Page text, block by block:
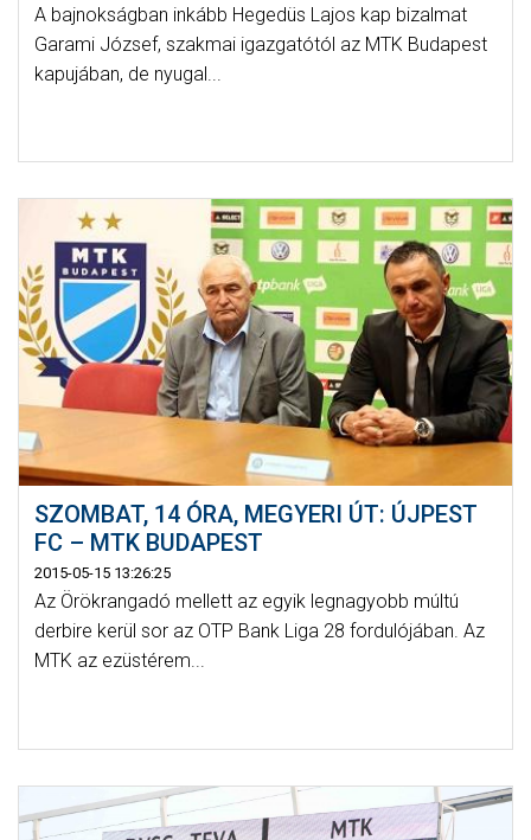
A bajnokságban inkább Hegedüs Lajos kap bizalmat
Garami József, szakmai igazgatótól az MTK Budapest
kapujában, de nyugal...
SZOMBAT, 14 ÓRA, MEGYERI ÚT: ÚJPEST
FC – MTK BUDAPEST
2015-05-15 13:26:25
Az Örökrangadó mellett az egyik legnagyobb múltú
derbire kerül sor az OTP Bank Liga 28 fordulójában. Az
MTK az ezüstérem...